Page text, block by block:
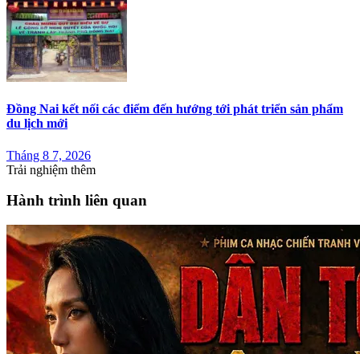
Đồng Nai kết nối các điểm đến hướng tới phát triển sản phẩm
du lịch mới
Tháng 8 7, 2026
Trải nghiệm thêm
Hành trình liên quan